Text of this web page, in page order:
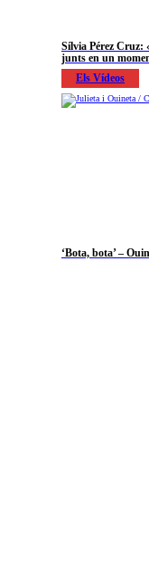
Sílvia Pérez Cruz:
junts en un
Els Vídeos
‘Bota, bota’ –